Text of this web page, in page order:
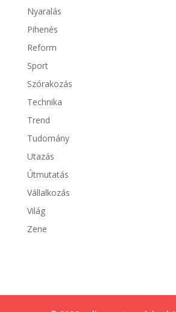
Nyaralás
Pihenés
Reform
Sport
Szórakozás
Technika
Trend
Tudomány
Utazás
Útmutatás
Vállalkozás
Világ
Zene